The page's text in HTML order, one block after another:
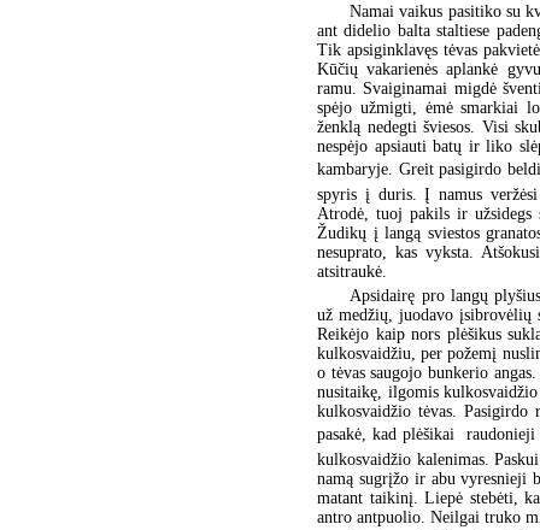
Namai vaikus pasitiko su
ant didelio balta staltiese
Tik apsiginklavęs tėvas
Kūčių vakarienės aplankė
ramu. Svaiginamai migdė
spėjo užmigti, ėmė smarkiai
ženklą nedegti šviesos. Visi
nespėjo apsiauti batų ir liko
kambaryje. Greit pasigirdo
spyris į duris. Į namus
Atrodė, tuoj pakils ir užsidegs
Žudikų į langą sviestos
nesuprato, kas vyksta.
atsitraukė.
Apsidairę pro langų
už medžių, juodavo įsibrovėlių
Reikėjo kaip nors plėšikus
kulkosvaidžiu, per požemį
o tėvas saugojo bunkerio
nusitaikę, ilgomis
kulkosvaidžio tėvas. Pasigirdo
pasakė, kad plėšikai 
kulkosvaidžio kalenimas.
namą sugrįžo ir abu vyresnieji
matant taikinį. Liepė stebėti,
antro antpuolio. Neilgai truko